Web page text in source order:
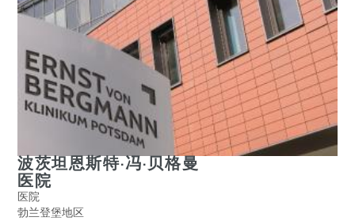
波茨坦恩斯特·冯·贝格曼
医院
医院
勃兰登堡地区